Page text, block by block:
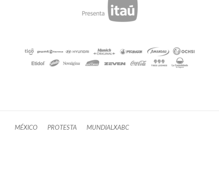
MÉXICO PROTESTA MUNDIALXABC